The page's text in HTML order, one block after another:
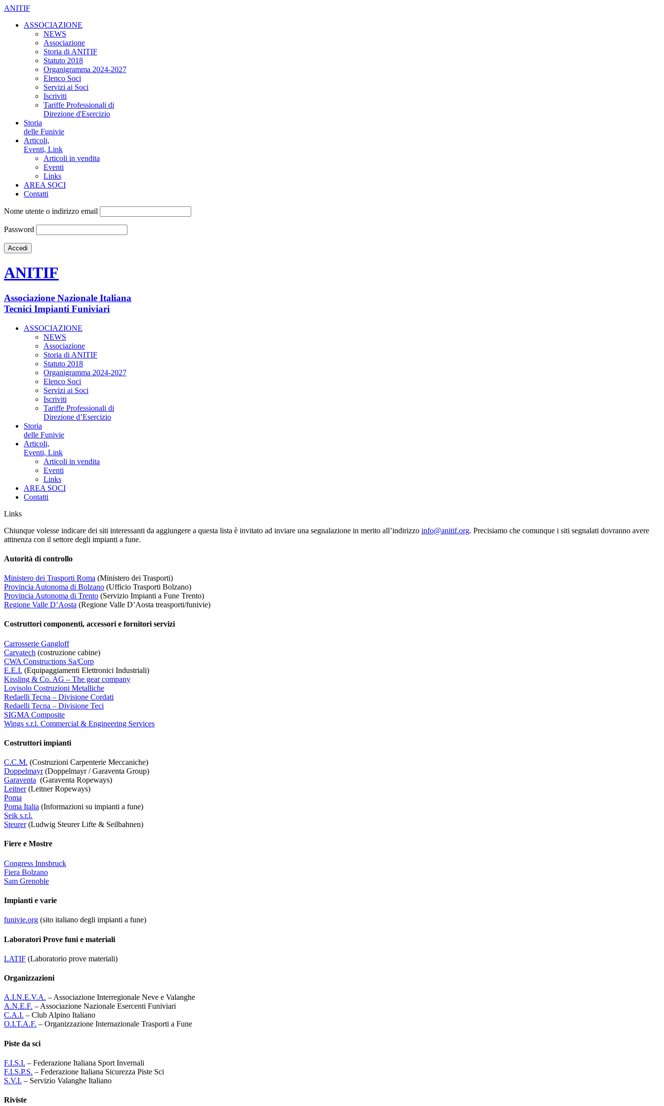
ANITIF
ASSOCIAZIONE
NEWS
Associazione
Storia di ANITIF
Statuto 2018
Organigramma 2024-2027
Elenco Soci
Servizi ai Soci
Iscriviti
Tariffe Professionali di
Direzione d'Esercizio
Storia
delle Funivie
Articoli,
Eventi, Link
Articoli in vendita
Eventi
Links
AREA SOCI
Contatti
Nome utente o indirizzo email
Password
ANITIF
Associazione Nazionale Italiana
Tecnici Impianti Funiviari
ASSOCIAZIONE
NEWS
Associazione
Storia di ANITIF
Statuto 2018
Organigramma 2024-2027
Elenco Soci
Servizi ai Soci
Iscriviti
Tariffe Professionali di
Direzione d’Esercizio
Storia
delle Funivie
Articoli,
Eventi, Link
Articoli in vendita
Eventi
Links
AREA SOCI
Contatti
Links
Chiunque volesse indicare dei siti interessanti da aggiungere a questa lista è invitato ad inviare una segnalazione in merito all’indirizzo info@anitif.org. Precisiamo che comunque i siti segnalati dovranno avere
attinenza con il settore degli impianti a fune.
Autorità di controllo
Ministero dei Trasporti Roma (Ministero dei Trasporti)
Provincia Autonoma di Bolzano (Ufficio Trasporti Bolzano)
Provincia Autonoma di Trento (Servizio Impianti a Fune Trento)
Regione Valle D’Aosta (Regione Valle D’Aosta treasporti/funivie)
Costruttori componenti, accessori e fornitori servizi
Carrosserie Gangloff
Carvatech (costruzione cabine)
CWA Constructions Sa/Corp
E.E.I. (Equipaggiamenti Elettronici Industriali)
Kissling & Co. AG – The gear company
Lovisolo Costruzioni Metalliche
Redaelli Tecna – Divisione Cordati
Redaelli Tecna – Divisione Teci
SIGMA Composite
Wings s.r.l. Commercial & Engineering Services
Costruttori impianti
C.C.M. (Costruzioni Carpenterie Meccaniche)
Doppelmayr(Doppelmayr / Garaventa Group)
Garaventa (Garaventa Ropeways)
Leitner(Leitner Ropeways)
Poma
Poma Italia (Informazioni su impianti a fune)
Seik s.r.l.
Steurer(Ludwig Steurer Lifte & Seilbahnen)
Fiere e Mostre
Congress Innsbruck
Fiera Bolzano
Sam Grenoble
Impianti e varie
funivie.org (sito italiano degli impianti a fune)
Laboratori Prove funi e materiali
LATIF (Laboratorio prove materiali)
Organizzazioni
A.I.N.E.V.A. – Associazione Interregionale Neve e Valanghe
A.N.E.F. – Associazione Nazionale Esercenti Funiviari
C.A.I. – Club Alpino Italiano
O.I.T.A.F. – Organizzazione Internazionale Trasporti a Fune
Piste da sci
F.I.S.I. – Federazione Italiana Sport Invernali
F.I.S.P.S. – Federazione Italiana Sicurezza Piste Sci
S.V.I. – Servizio Valanghe Italiano
Riviste